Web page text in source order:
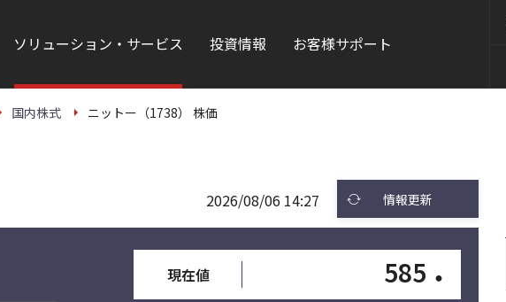
ソリューション・サービス 投資情報 お客様サポート
国内株式 ニットー（1738） 株価
2026/08/06 14:27 情報更新
現在値 585 ・